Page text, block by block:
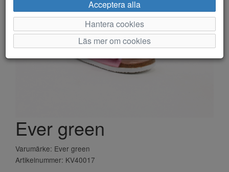
Ever green
Varumärke: Ever green
Artikelnummer: KV40017
Acceptera alla
Hantera cookies
Läs mer om cookies